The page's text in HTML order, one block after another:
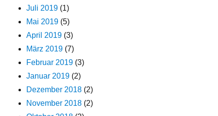
Juli 2019 (1)
Mai 2019 (5)
April 2019 (3)
März 2019 (7)
Februar 2019 (3)
Januar 2019 (2)
Dezember 2018 (2)
November 2018 (2)